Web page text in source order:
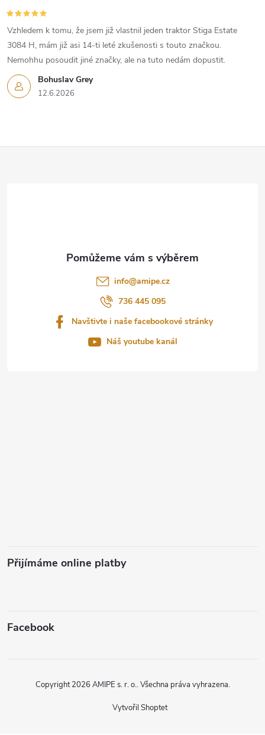
Bohuslav Grey
12.6.2026
Vzhledem k tomu, že jsem již vlastnil jeden traktor Stiga Estate
3084 H, mám již asi 14-ti leté zkušenosti s touto značkou.
Nemohhu posoudit jiné značky, ale na tuto nedám dopustit.
info@amipe.cz
736 445 095
Navštivte i naše facebookové stránky
Náš youtube kanál
Přijímáme online platby
Facebook
Vytvořil Shoptet
Copyright 2026 AMIPE s. r. o.. Všechna práva vyhrazena.